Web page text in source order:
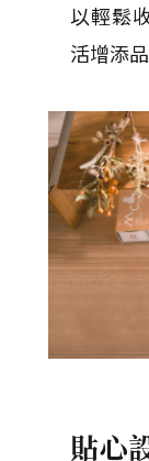
以輕鬆
活增添
貼心